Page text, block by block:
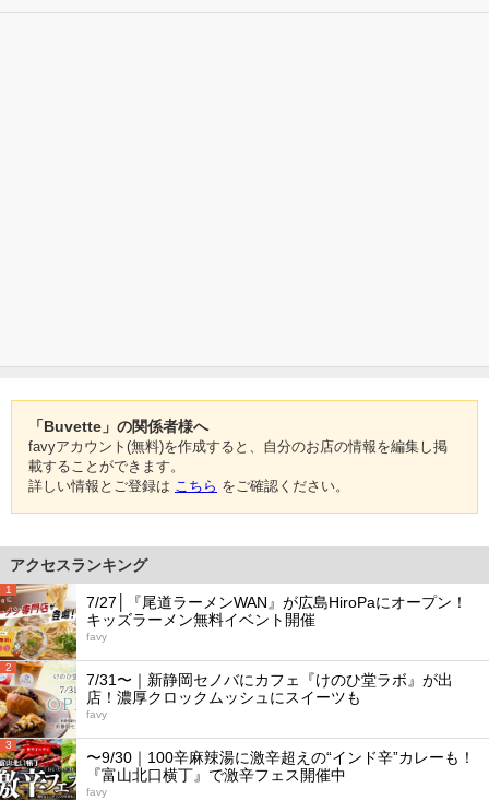
「Buvette」の関係者様へ
favyアカウント(無料)を作成すると、自分のお店の情報を編集し掲
載することができます。
詳しい情報とご登録は こちら をご確認ください。
アクセスランキング
1
7/27│『尾道ラーメンWAN』が広島HiroPaにオープン！
キッズラーメン無料イベント開催
favy
2
7/31〜｜新静岡セノバにカフェ『けのひ堂ラボ』が出
店！濃厚クロックムッシュにスイーツも
favy
3
〜9/30｜100辛麻辣湯に激辛超えの“インド辛”カレーも！
『富山北口横丁』で激辛フェス開催中
favy